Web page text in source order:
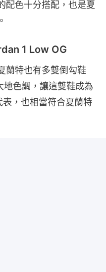
配色十分搭配，也是夏
1 Low OG
蘭特也有多雙倒勾鞋
色調，讓這雙鞋成為
，也相當符合夏蘭特